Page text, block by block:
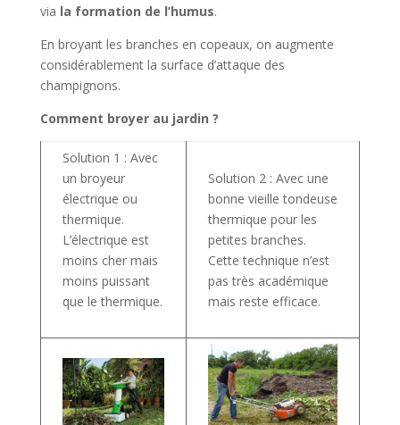
via la formation de l’humus.
En broyant les branches en copeaux, on augmente
considérablement la surface d’attaque des
champignons.
Comment broyer au jardin ?
Solution 1 : Avec
un broyeur
électrique ou
thermique.
L’électrique est
moins cher mais
moins puissant
que le thermique.
Solution 2 : Avec une
bonne vieille tondeuse
thermique pour les
petites branches.
Cette technique n’est
pas très académique
mais reste efficace.